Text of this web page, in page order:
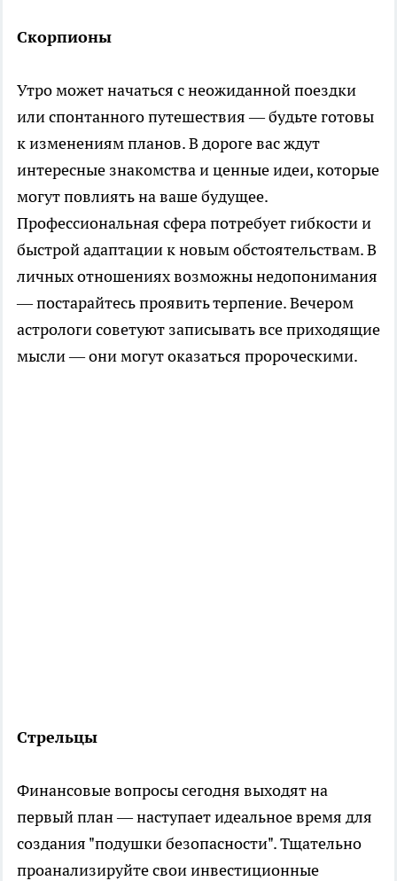
Скорпионы
Утро может начаться с неожиданной поездки
или спонтанного путешествия — будьте готовы
к изменениям планов. В дороге вас ждут
интересные знакомства и ценные идеи, которые
могут повлиять на ваше будущее.
Профессиональная сфера потребует гибкости и
быстрой адаптации к новым обстоятельствам. В
личных отношениях возможны недопонимания
— постарайтесь проявить терпение. Вечером
астрологи советуют записывать все приходящие
мысли — они могут оказаться пророческими.
Стрельцы
Финансовые вопросы сегодня выходят на
первый план — наступает идеальное время для
создания "подушки безопасности". Тщательно
проанализируйте свои инвестиционные